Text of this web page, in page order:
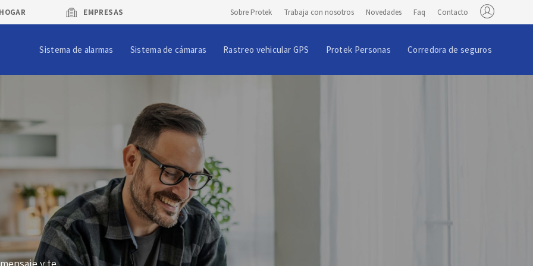
HOGAR EMPRESAS Sobre Protek Trabaja con nosotros Novedades Faq Contacto
Sistema de alarmas Sistema de cámaras Rastreo vehicular GPS Protek Personas Corredora de seguros